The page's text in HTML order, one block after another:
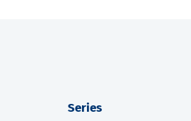
Series